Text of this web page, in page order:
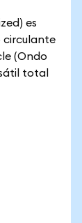
es
circulante
(Ondo
total